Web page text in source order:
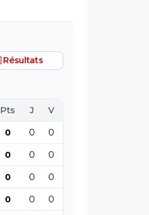
Résultats
Pts J V
0 0 0
0 0 0
0 0 0
0 0 0